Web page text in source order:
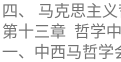
四、 马克思主
第十三章 哲学
一、中西马哲学